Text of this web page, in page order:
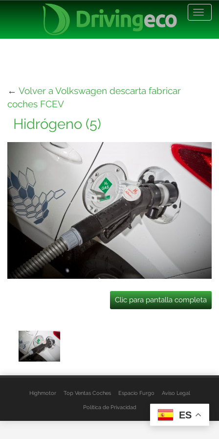
← Volver a Volkswagen descarta fabricar
coches FCEV
Hidrógeno (5)
Clic para pantalla completa
Highmotor Top Ventas Coches Espacio Furgo Aviso Legal
Política de Privacidad
ES